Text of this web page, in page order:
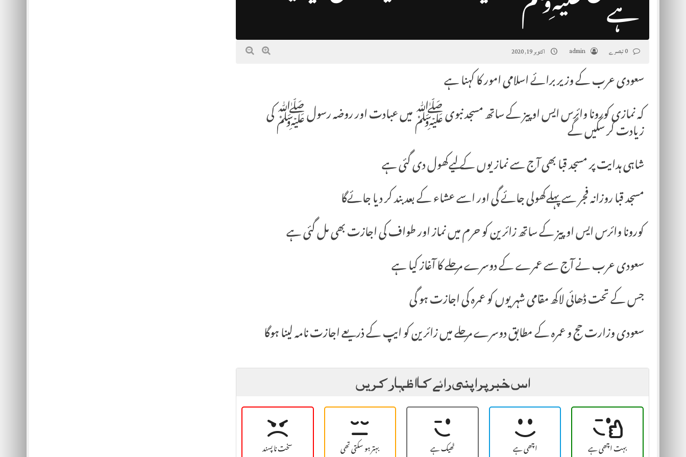
ہے admin اکتوبر 19, 2020
سعودی عرب کے وزیر برائے اسلامی امور کا کہنا ہے
کہ نمازی کورونا وائرس ایس او پیز کے ساتھ مسجد نبوی ﷺ میں عبادت اور روضہ رسول ﷺ کی
زیادت کر سکیں گے
شاہی ہدایت پر مسجد قبا بھی آج سے نمازیوں کے لیےکھول دی گئی ہے
مسجد قبا روزانہ فجر سے پہلےکھولی جائے گی اور اسے عشاء کے بعد بند کر دیا جائےگا
کورونا وائرس ایس اوپیز کے ساتھ زائرین کو حرم میں نماز اور طواف کی اجازت بھی مل گئی ہے
سعودی عرب نے آج سے عمرے کے دوسرے مرحلے کا آغاز کیا ہے
جس کے تحت ڈھائی لاکھ مقامی شہریوں کو عمرہ کی اجازت ہو گی
سعودی وزارت حج و عمرہ کے مطابق دوسرے مرحلے میں زائرین کو ایپ کے ذریعے اجازت نامہ لینا ہوگا
اس خبر پر اپنی رائے کا اظہار کریں
سخت نا پسند بہتر ہو سکتی تھی ٹھیک ہے اچھی ہے بہت اچھی ہے